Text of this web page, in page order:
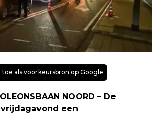
toe als voorkeursbron op Google
NOORD – De
een